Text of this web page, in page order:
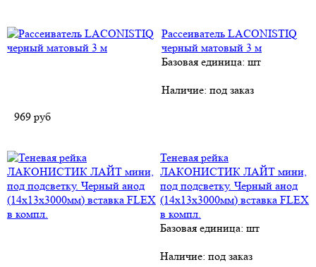
Рассеиватель LACONISTIQ
черный матовый 3 м
Базовая единица: шт
Наличие: под заказ
969 руб
Теневая рейка
ЛАКОНИСТИК ЛАЙТ мини,
под подсветку. Черный анод
(14х13х3000мм) вставка FLEX
в компл.
Базовая единица: шт
Наличие: под заказ